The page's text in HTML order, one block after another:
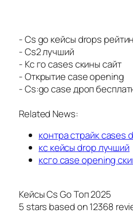
- Cs go кейсы drops
- Cs2 лучший
- Кс го cases скины сайт
- Открытие case opening
- Cs:go case дроп
Related News:
контра страйк cases
кс кейсы drop лучший
ксго case opening
Кейсы Cs Go Топ 2025
5 stars based on12368